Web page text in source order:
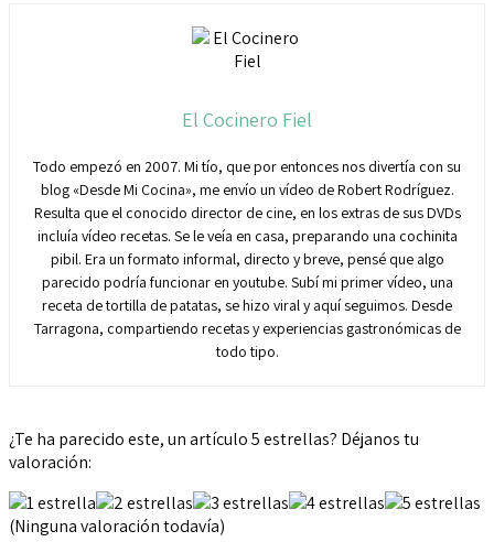
El Cocinero Fiel
Todo empezó en 2007. Mi tío, que por entonces nos divertía con su
blog «Desde Mi Cocina», me envío un vídeo de Robert Rodríguez.
Resulta que el conocido director de cine, en los extras de sus DVDs
incluía vídeo recetas. Se le veía en casa, preparando una cochinita
pibil. Era un formato informal, directo y breve, pensé que algo
parecido podría funcionar en youtube. Subí mi primer vídeo, una
receta de tortilla de patatas, se hizo viral y aquí seguimos. Desde
Tarragona, compartiendo recetas y experiencias gastronómicas de
todo tipo.
¿Te ha parecido este, un artículo 5 estrellas? Déjanos tu
valoración:
(Ninguna valoración todavía)